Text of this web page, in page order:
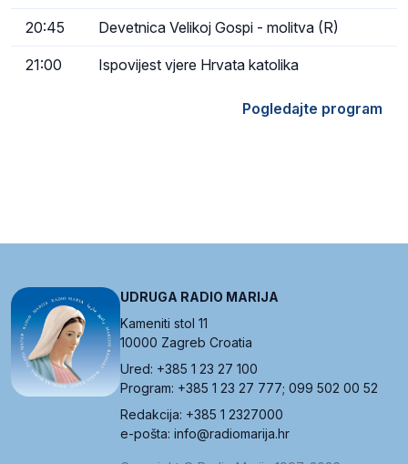
20:45 Devetnica Velikoj Gospi - molitva (R)
21:00 Ispovijest vjere Hrvata katolika
Pogledajte program
UDRUGA RADIO MARIJA
Kameniti stol 11
10000 Zagreb Croatia
Ured: +385 1 23 27 100
Program: +385 1 23 27 777; 099 502 00 52
Redakcija: +385 1 2327000
e-pošta: info@radiomarija.hr